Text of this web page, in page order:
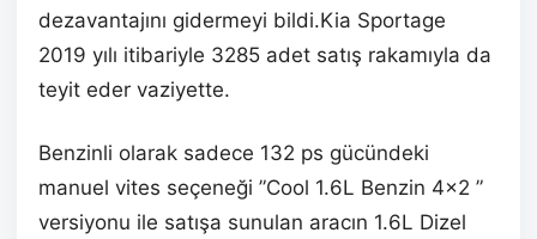
dezavantajını gidermeyi bildi.Kia Sportage
2019 yılı itibariyle 3285 adet satış rakamıyla da
teyit eder vaziyette.
Benzinli olarak sadece 132 ps gücündeki
manuel vites seçeneği ”Cool 1.6L Benzin 4×2 ”
versiyonu ile satışa sunulan aracın 1.6L Dizel